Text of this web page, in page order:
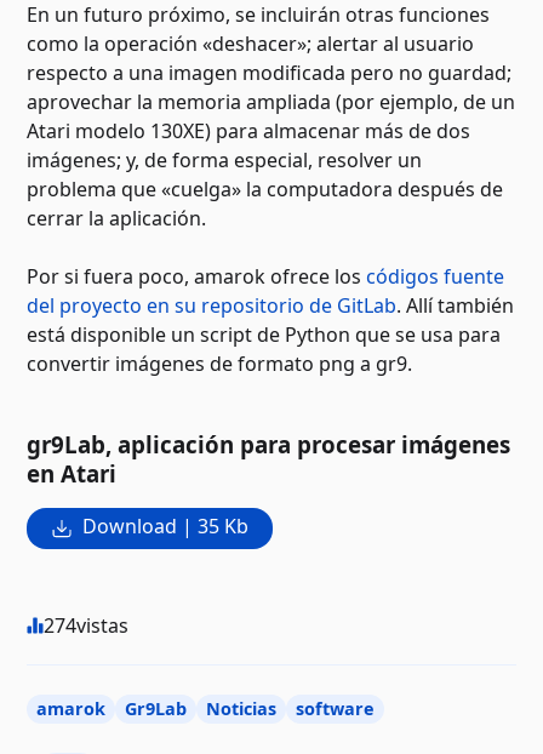
En un futuro próximo, se incluirán otras funciones
como la operación «deshacer»; alertar al usuario
respecto a una imagen modificada pero no guardad;
aprovechar la memoria ampliada (por ejemplo, de un
Atari modelo 130XE) para almacenar más de dos
imágenes; y, de forma especial, resolver un
problema que «cuelga» la computadora después de
cerrar la aplicación.
Por si fuera poco, amarok ofrece loscódigos fuente
del proyecto en su repositorio de GitLab. Allí también
está disponible un script de Python que se usa para
convertir imágenes de formato png a gr9.
gr9Lab, aplicación para procesar imágenes
en Atari
Download | 35 Kb
274vistas
amarok Gr9Lab Noticias software